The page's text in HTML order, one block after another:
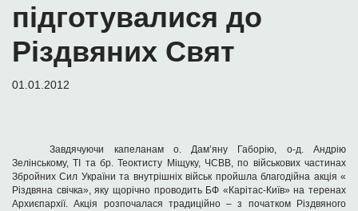
підготувалися до
Різдвяних Свят
01.01.2012
Завдячуючи капеланам о. Дам’яну Габорію,
о-д. Андрію
Зелінському, ТІ
та бр. Теоктисту Міщуку, ЧСВВ, по військових частинах
Збройних Сил України та внутрішніх військ пройшла благодійна акція «
Різдвяна свічка», яку щорічно проводить БФ «Карітас-Київ» на теренах
Архиєпархії. Акція розпочалася традиційно – з початком Різдвяного